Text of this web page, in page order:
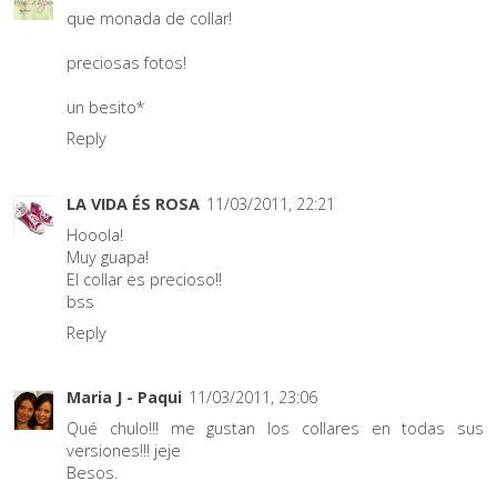
que monada de collar!
preciosas fotos!
un besito*
Reply
LA VIDA ÉS ROSA 11/03/2011, 22:21
Hooola!
Muy guapa!
El collar es precioso!!
bss
Reply
Maria J - Paqui 11/03/2011, 23:06
Qué chulo!!! me gustan los collares en todas sus
versiones!!! jeje
Besos.